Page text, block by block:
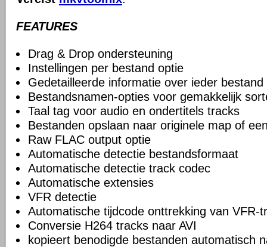
FEATURES
Drag & Drop ondersteuning
Instellingen per bestand optie
Gedetailleerde informatie over ieder bestand
Bestandsnamen-opties voor gemakkelijk
Taal tag voor audio en ondertitels tracks
Bestanden opslaan naar originele map of
Raw FLAC output optie
Automatische detectie bestandsformaat
Automatische detectie track codec
Automatische extensies
VFR detectie
Automatische tijdcode onttrekking van VFR-
Conversie H264 tracks naar AVI
kopieert benodigde bestanden automatisch